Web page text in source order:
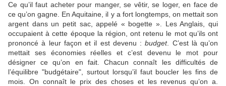
Ce qu’il faut acheter pour manger, se vêtir, se loger, en face de
ce qu’on gagne. En Aquitaine, il y a fort longtemps, on mettait son
argent dans un petit sac, appelé « bogette ». Les Anglais, qui
occupaient à cette époque la région, ont retenu le mot qu’ils ont
prononcé à leur façon et il est devenu :budget. C’est là qu’on
mettait ses économies réelles et c’est devenu le mot pour
désigner ce qu’on en fait. Chacun connaît les difficultés de
l’équilibre "budgétaire", surtout lorsqu’il faut boucler les fins de
mois. On connaît le prix des choses et les revenus qu’on a.